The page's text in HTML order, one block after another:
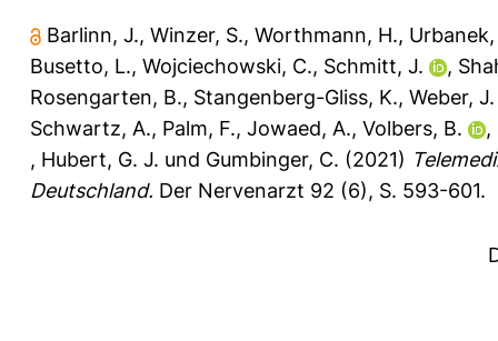
Barlinn, J., Winzer, S., Worthmann, H.,
Busetto, L., Wojciechowski, C., Schmitt, J. ,
Rosengarten, B., Stangenberg-Gliss, K., Weber, J.
Schwartz, A., Palm, F., Jowaed, A., Volbers, B. ,
, Hubert, G. J. und Gumbinger, C. (2021)
Deutschland. Der Nervenarzt 92 (6), S. 593-601.